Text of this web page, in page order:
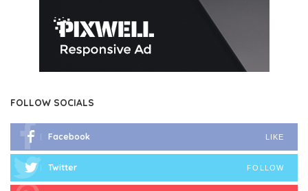
FOLLOW SOCIALS
Facebook LIKE
Twitter FOLLOW